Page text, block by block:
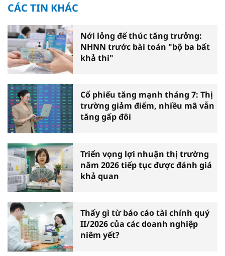
CÁC TIN KHÁC
Nới lỏng để thúc tăng trưởng:
NHNN trước bài toán "bộ ba bất
khả thi"
Cổ phiếu tăng mạnh tháng 7: Thị
trường giảm điểm, nhiều mã vẫn
tăng gấp đôi
Triển vọng lợi nhuận thị trường
năm 2026 tiếp tục được đánh giá
khả quan
Thấy gì từ báo cáo tài chính quý
II/2026 của các doanh nghiệp
niêm yết?